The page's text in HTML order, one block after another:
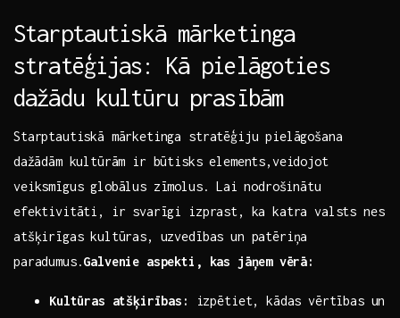
Starptautiskā mārketinga
stratēģijas: Kā pielāgoties ​
dažādu kultūru prasībām
Starptautiskā ‍mārketinga stratēģiju ‌pielāgošana
⁢dažādām kultūrām ir būtisks elements,veidojot
veiksmīgus‍ globālus zīmolus. ⁢Lai⁢ nodrošinātu
efektivitāti,​ ir svarīgi izprast, ka katra‍ valsts nes
atšķirīgas ‌kultūras, uzvedības un patēriņa
paradumus.Galvenie aspekti, kas jāņem⁤ vērā:
Kultūras atšķirības: izpētiet, kādas vērtības un